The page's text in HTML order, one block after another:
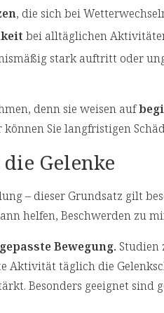
, die sich bei
bei alltäglichen
stark auftritt oder
denn sie weisen auf
Sie langfristigen
Gelenke
– dieser Grundsatz gilt
helfen, Beschwerden zu
Bewegung. Studien
Aktivität täglich die
Besonders geeignet